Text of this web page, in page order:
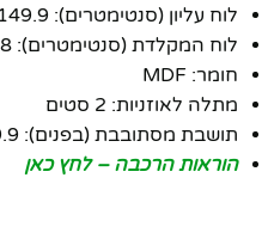
לוח עליון (סנטימטרים): 149.9×23.9×1.8
לוח המקלדת (סנטימטרים): 119.9x34x1.8
חומר: MDF
מתלה לאוזניות: 2 סטים
תושבת מסתובבת (בפנים): 29.9×29.9×1.8 cm
הוראות הרכבה – לחץ כאן